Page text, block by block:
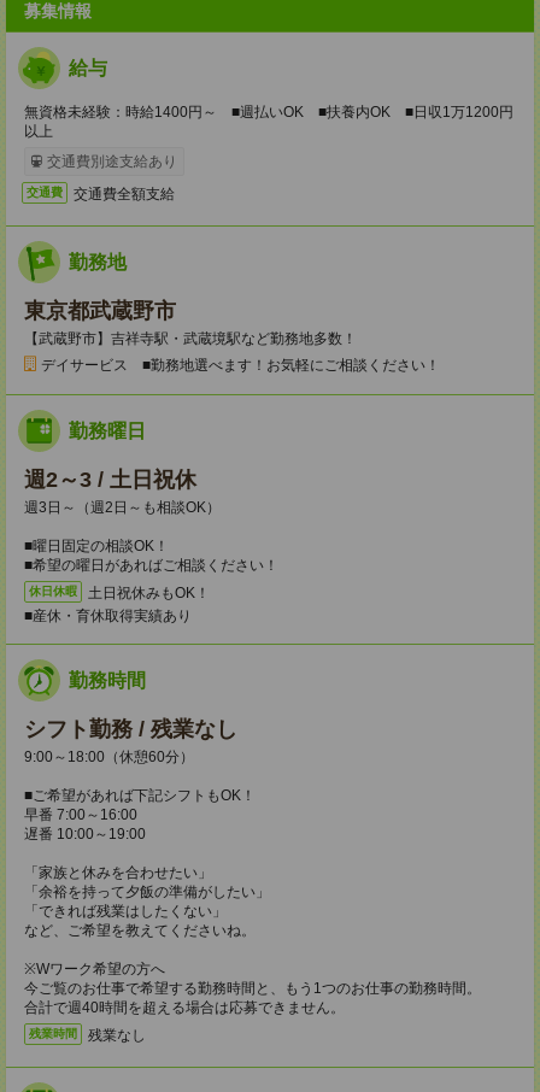
募集情報
給与
無資格未経験：時給1400円～ ■週払いOK ■扶養内OK ■日収1万1200円
以上
交通費別途支給あり
交通費 交通費全額支給
勤務地
東京都武蔵野市
【武蔵野市】吉祥寺駅・武蔵境駅など勤務地多数！
デイサービス ■勤務地選べます！お気軽にご相談ください！
勤務曜日
週2～3 / 土日祝休
週3日～（週2日～も相談OK）
■曜日固定の相談OK！
■希望の曜日があればご相談ください！
休日休暇
土日祝休みもOK！
■産休・育休取得実績あり
勤務時間
シフト勤務 / 残業なし
9:00～18:00（休憩60分）
■ご希望があれば下記シフトもOK！
早番 7:00～16:00
遅番 10:00～19:00
「家族と休みを合わせたい」
「余裕を持って夕飯の準備がしたい」
「できれば残業はしたくない」
など、ご希望を教えてくださいね。
※Wワーク希望の方へ
今ご覧のお仕事で希望する勤務時間と、もう1つのお仕事の勤務時間。
合計で週40時間を超える場合は応募できません。
残業時間 残業なし